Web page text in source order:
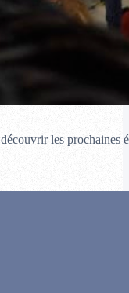
les prochaines